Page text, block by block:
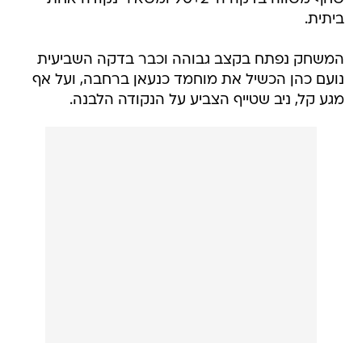
ביתית.
המשחק נפתח בקצב גבוהה וכבר בדקה השביעית
נועם כהן הכשיל את מוחמד כנעאן ברחבה, ועל אף
מגע קל, ניב שטייף הצביע על הנקודה הלבנה.